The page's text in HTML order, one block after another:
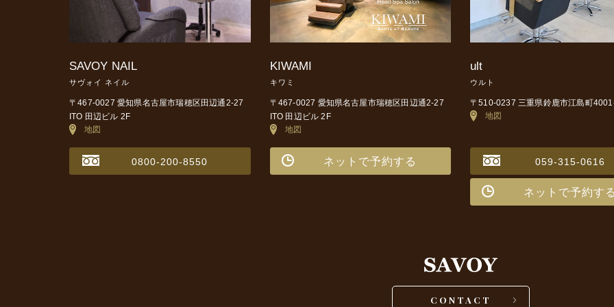
SAVOY NAIL
サヴォイ ネイル
〒467-0027 愛知県名古屋市瑞穂区田辺通2-27
ITO 田辺ビル 2F
地図
0800-200-8550
KIWAMI
キワミ
〒467-0027 愛知県名古屋市瑞穂区田辺通2-27
ITO 田辺ビル 2F
地図
ネットで予約する
ult
ウルト
〒510-0237 三重県鈴鹿市江島町
地図
059-315-0616
ネットで予約す
CONTACT